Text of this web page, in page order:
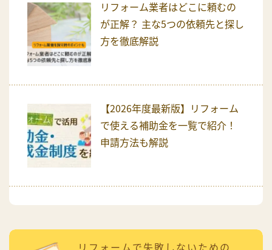
リフォーム業者はどこに頼むの
が正解？ 主な5つの依頼先と探し
方を徹底解説
【2026年度最新版】リフォーム
で使える補助金を一覧で紹介！
申請方法も解説